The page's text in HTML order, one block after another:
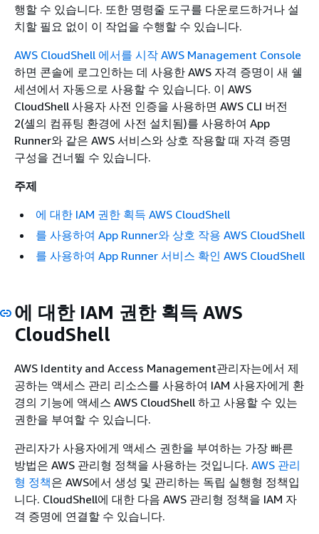
행할 수 있습니다. 또한 명령줄 도구를 다운로드하거나 설
치할 필요 없이 이 작업을 수행할 수 있습니다.
AWS CloudShell 에서를 시작 AWS Management Console
하면 콘솔에 로그인하는 데 사용한 AWS 자격 증명이 새 쉘
세션에서 자동으로 사용할 수 있습니다. 이 AWS
CloudShell 사용자 사전 인증을 사용하면 AWS CLI 버전
2(셸의 컴퓨팅 환경에 사전 설치됨)를 사용하여 App
Runner와 같은 AWS 서비스와 상호 작용할 때 자격 증명
구성을 건너뛸 수 있습니다.
주제
에 대한 IAM 권한 획득 AWS CloudShell
를 사용하여 App Runner와 상호 작용 AWS CloudShell
를 사용하여 App Runner 서비스 확인 AWS CloudShell
에 대한 IAM 권한 획득 AWS
CloudShell
AWS Identity and Access Management관리자는에서 제
공하는 액세스 관리 리소스를 사용하여 IAM 사용자에게 환
경의 기능에 액세스 AWS CloudShell 하고 사용할 수 있는
권한을 부여할 수 있습니다.
관리자가 사용자에게 액세스 권한을 부여하는 가장 빠른
방법은 AWS 관리형 정책을 사용하는 것입니다. AWS 관리
형 정책은 AWS에서 생성 및 관리하는 독립 실행형 정책입
니다. CloudShell에 대한 다음 AWS 관리형 정책을 IAM 자
격 증명에 연결할 수 있습니다.